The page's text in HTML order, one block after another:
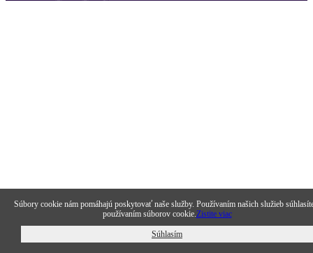
Súbory cookie nám pomáhajú poskytovať naše služby. Používaním našich služieb
používaním súborov cookie.Zistite viac
Súhlasím